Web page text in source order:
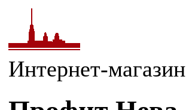
Интернет-магазин